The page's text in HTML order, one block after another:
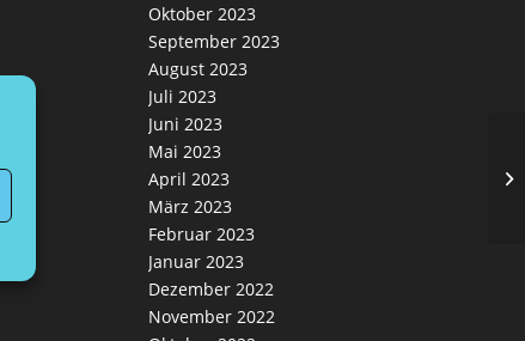
Oktober 2023
September 2023
August 2023
Juli 2023
Juni 2023
Mai 2023
April 2023
März 2023
Februar 2023
Januar 2023
Dezember 2022
November 2022